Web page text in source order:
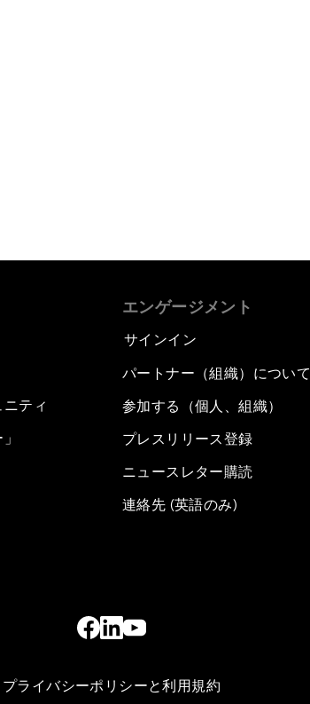
ティ
エンゲージメント
サインイン
パートナー（組織）について
参加する（個人、組織）
プレスリリース登録
ニュースレター購読
連絡先 (英語のみ)
プライバシーポリシーと利用規約